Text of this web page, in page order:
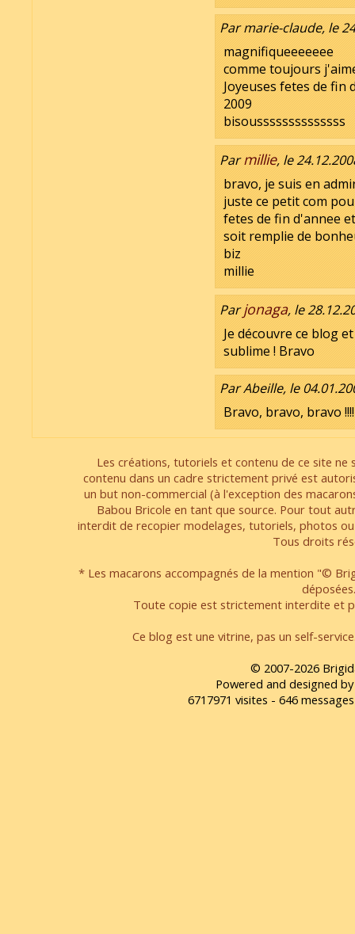
Par marie-claude, le
magnifiqueeeeeee
comme toujours
Joyeuses fetes de
2009
bisoussssssssssssss
Parmillie, le
bravo, je suis en
juste ce petit com
fetes de fin d'annee
soit remplie de
biz
millie
Parjonaga, le
Je découvre ce blog
sublime ! Bravo
Par Abeille, le
Bravo, bravo, bravo !!!!
Les créations, tutoriels et contenu de ce site
contenu dans un cadre strictement privé est
un but non-commercial (à l'exception des
Babou Bricole en tant que source. Pour tout
interdit de recopier modelages, tutoriels, photos
Tous droits
* Les macarons accompagnés de la mention "©
déposées.
Toute copie est strictement interdite et
Ce blog est une vitrine, pas un self-
© 2007-2026
Powered and designed
6717971 visites - 646